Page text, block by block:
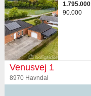
1.795.000
90.000
Venusvej 1
8970 Havndal